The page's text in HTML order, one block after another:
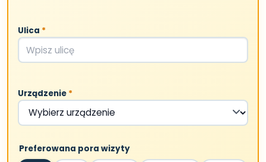
Serwis AGD Wrocław
Legnica
Bolesławiec
Polkowice
POMORZE
Gdynia
Ulica *
Urządzenie *
Preferowana pora wizyty